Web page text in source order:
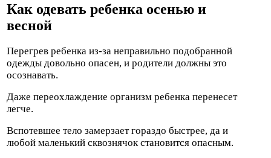
Как одевать ребенка осенью и
весной
Перегрев ребенка из-за неправильно подобранной
одежды довольно опасен, и родители должны это
осознавать.
Даже переохлаждение организм ребенка перенесет
легче.
Вспотевшее тело замерзает гораздо быстрее, да и
любой маленький сквознячок становится опасным.